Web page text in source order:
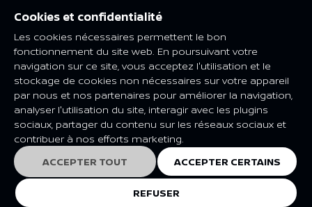
Quoi de neuf
Heritage Nissan
NISSAN SOCIAL
Les caractéristiques et spécifications peuvent être modifiées en
fonction du marché et de la catégorie. Veuillez consulter votre
concessionnaire Nissan local pour plus de renseignements.
© Nissan 2025
Cookies et confidentialité
Les cookies nécessaires permettent le bon
fonctionnement du site web. En poursuivant votre
navigation sur ce site, vous acceptez l'utilisation et le
stockage de cookies non nécessaires sur votre appareil
par nous et nos partenaires pour améliorer la navigation,
analyser l'utilisation du site, interagir avec les plugins
sociaux, partager du contenu sur les réseaux sociaux et
contribuer à nos efforts marketing.
ACCEPTER TOUT
ACCEPTER CERTAINS
REFUSER